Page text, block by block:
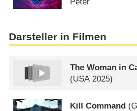
Darsteller in Filmen
The Woman in
(USA 2025)
Kill Command (